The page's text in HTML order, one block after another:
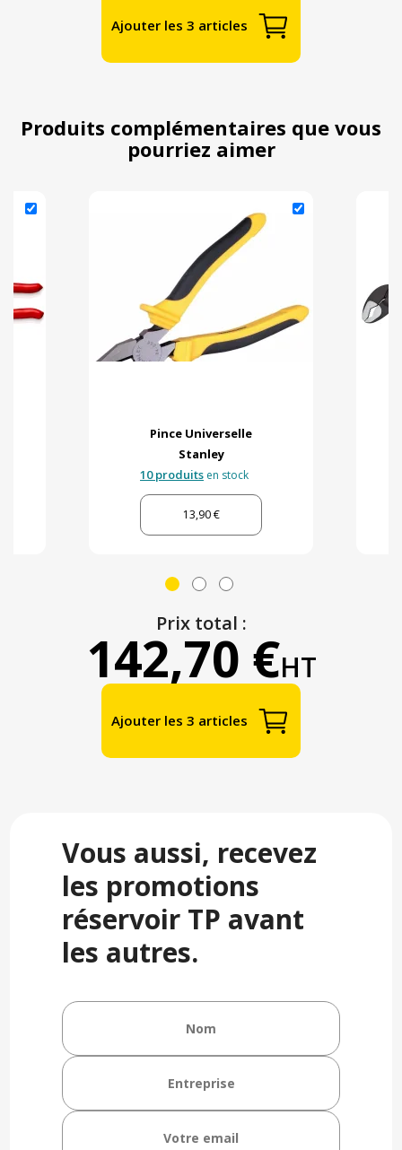
Ajouter les 3 articles
Produits complémentaires que vous
pourriez aimer
Pince Universelle
Stanley
10 produits en stock
13,90 €
Prix total :
142,70 €HT
Ajouter les 3 articles
Vous aussi, recevez
les promotions
réservoir TP avant
les autres.